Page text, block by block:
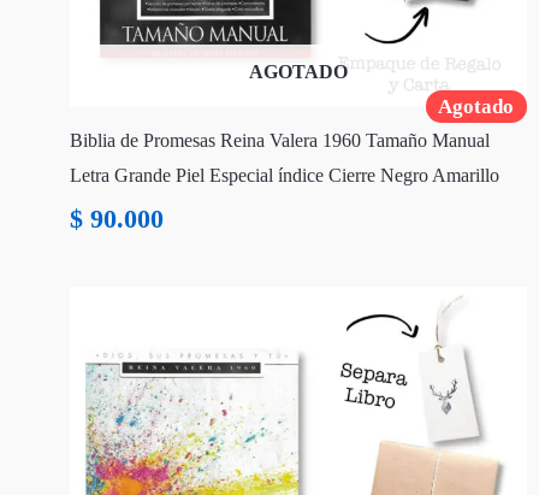
Agotado
AGOTADO
Biblia de Promesas Reina Valera 1960 Tamaño Manual
Letra Grande Piel Especial índice Cierre Negro Amarillo
$ 90.000